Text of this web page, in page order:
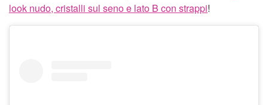
look nudo, cristalli sul seno e lato B con strappi!